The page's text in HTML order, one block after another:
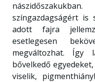
színgazdagságért is
adott fajra
esetlegesen
megváltozhat. Így
bővelkedő
viselik,